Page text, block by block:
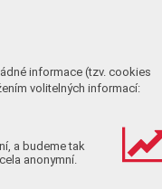
informace (tzv. cookies
volitelných informací:
a budeme tak
anonymní.